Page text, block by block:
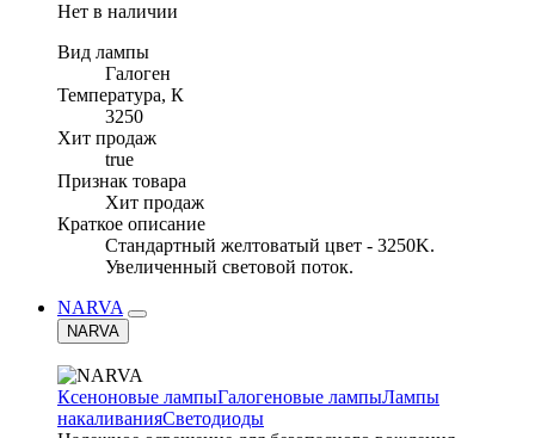
Нет в наличии
Вид лампы
Галоген
Температура, К
3250
Хит продаж
true
Признак товара
Хит продаж
Краткое описание
Стандартный желтоватый цвет - 3250K.
Увеличенный световой поток.
NARVA
NARVA
Ксеноновые лампыГалогеновые лампыЛампы
накаливанияСветодиоды